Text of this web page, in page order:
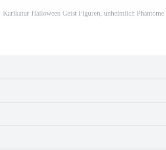
Karikatur Halloween Geist Figuren, unheimlich Phantome